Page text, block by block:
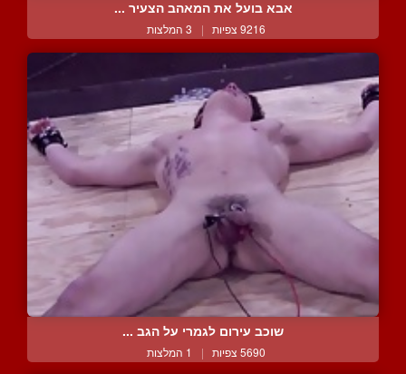
אבא בועל את המאהב הצעיר ...
9216 צפיות | 3 המלצות
שוכב עירום לגמרי על הגב ...
5690 צפיות | 1 המלצות